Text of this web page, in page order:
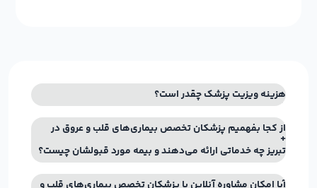
هزینه ویزیت پزشک چقدر است؟
از کجا بفهمیم پزشکان تخصص بیماری‌های قلب و عروق در
تبریز چه خدماتی ارائه می‌دهند و بیمه مورد قبولشان چیست؟